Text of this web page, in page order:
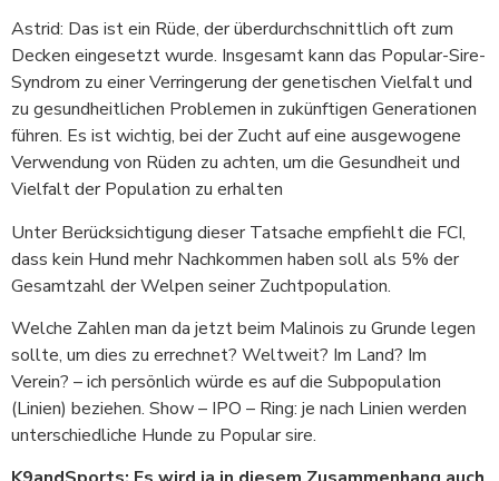
Astrid: Das ist ein Rüde, der überdurchschnittlich oft zum
Decken eingesetzt wurde. Insgesamt kann das Popular-Sire-
Syndrom zu einer Verringerung der genetischen Vielfalt und
zu gesundheitlichen Problemen in zukünftigen Generationen
führen. Es ist wichtig, bei der Zucht auf eine ausgewogene
Verwendung von Rüden zu achten, um die Gesundheit und
Vielfalt der Population zu erhalten
Unter Berücksichtigung dieser Tatsache empfiehlt die FCI,
dass kein Hund mehr Nachkommen haben soll als 5% der
Gesamtzahl der Welpen seiner Zuchtpopulation.
Welche Zahlen man da jetzt beim Malinois zu Grunde legen
sollte, um dies zu errechnet? Weltweit? Im Land? Im
Verein? – ich persönlich würde es auf die Subpopulation
(Linien) beziehen. Show – IPO – Ring: je nach Linien werden
unterschiedliche Hunde zu Popular sire.